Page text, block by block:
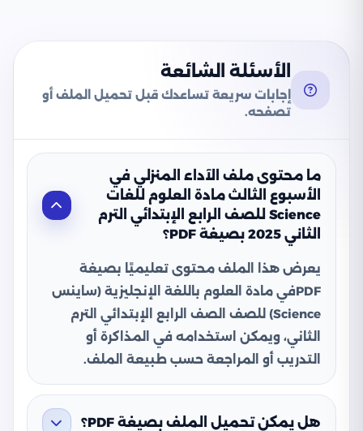
الأسئلة الشائعة
إجابات سريعة تساعدك قبل تحميل الملف أو
تصفحه.
ما محتوى ملف الآداء المنزلي في
الأسبوع الثالث مادة العلوم للغات
Science للصف الرابع الإبتدائي الترم
الثاني 2025 بصيغة PDF؟
يعرض هذا الملف محتوى تعليميًا بصيغة
PDFفي مادة العلوم باللغة الإنجليزية (ساينس
Science) للصف الصف الرابع الإبتدائي الترم
الثاني، ويمكن استخدامه في المذاكرة أو
التدريب أو المراجعة حسب طبيعة الملف.
هل يمكن تحميل الملف بصيغة PDF؟